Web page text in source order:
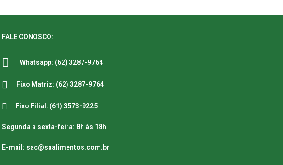
FALE CONOSCO:
Whatsapp: (62) 3287-9764
Fixo Matriz: (62) 3287-9764
Fixo Filial: (61) 3573-9225
Segunda a sexta-feira: 8h às 18h
E-mail: sac@saalimentos.com.br